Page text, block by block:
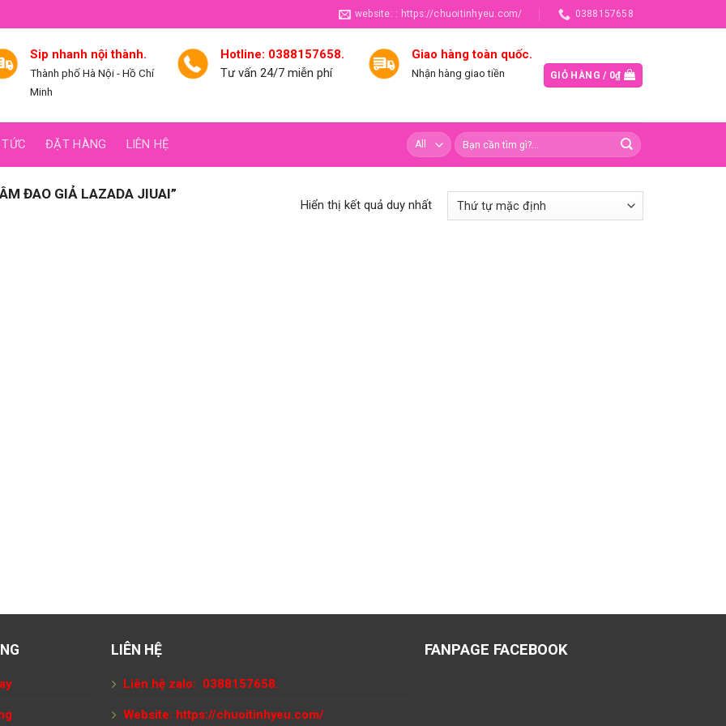
website: : https://chuoitinhyeu.com/ 0388157658
Sip nhanh nội thành.
Thành phố Hà Nội - Hồ Chí
Minh
Hotline: 0388157658.
Tư vấn 24/7 miễn phí
Giao hàng toàn quốc.
Nhận hàng giao tiền GIỎ HÀNG / 0₫
ĐẶT HÀNG LIÊN HỆ
ĐAO GIẢ LAZADA JIUAI”
Hiển thị kết quả duy nhất
LIÊN HỆ
Liên hệ zalo: 0388157658.
Website: https://chuoitinhyeu.com/
FANPAGE FACEBOOK